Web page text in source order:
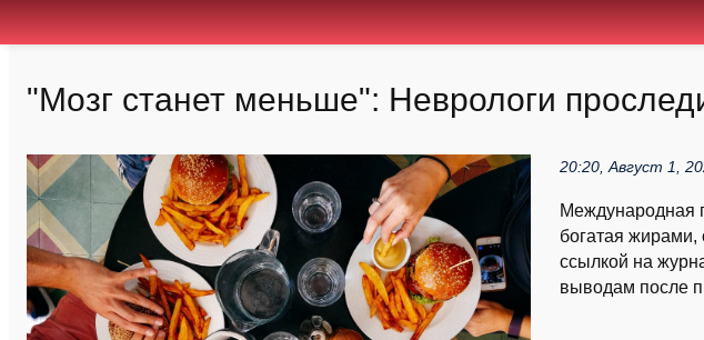
"Мозг станет меньше": Неврологи
20:20, Август 1,
Международная
богатая жирами,
ссылкой на
выводам после